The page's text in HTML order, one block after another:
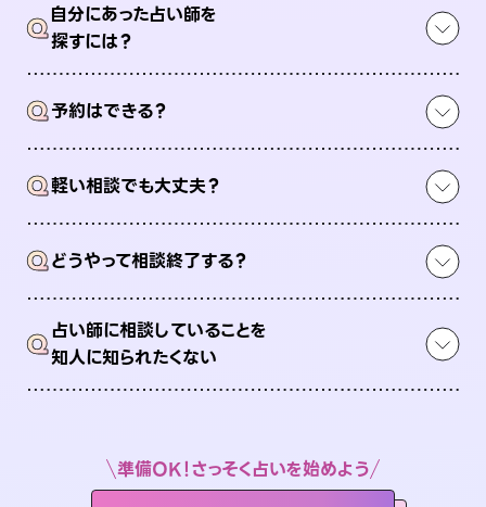
Q自分にあった占い師を
探すには？
Q予約はできる？
Q軽い相談でも大丈夫？
Qどうやって相談終了する？
Q占い師に相談していることを
知人に知られたくない
準備OK！さっそく占いを始めよう